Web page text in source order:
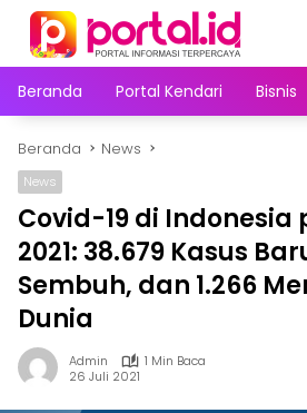
Langsung
konten
Beranda
Portal Kendari Bisnis
Beranda News
News
Covid-19 di Indonesia
2021: 38.679 Kasus
Sembuh, dan 1.266
Dunia
Admin
1 Min Baca
26 Juli 2021